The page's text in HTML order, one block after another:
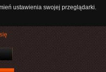
ustawienia swojej przeglądarki.